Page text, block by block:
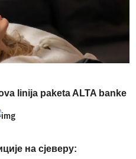
linija paketa ALTA banke
на сјеверу: